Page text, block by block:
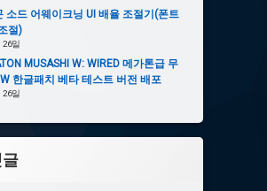
소드 어웨이크닝 UI 배율 조절기(폰트
절)
26일
MUSASHI W: WIRED 메가톤급 무
한글패치 베타 테스트 버전 배포
26일